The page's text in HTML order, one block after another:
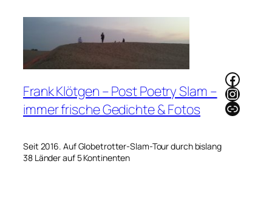
Frank Klötgen – Post Poetry Slam –
immer frische Gedichte & Fotos
Seit 2016. Auf Globetrotter-Slam-Tour durch bislang
38 Länder auf 5 Kontinenten
Link